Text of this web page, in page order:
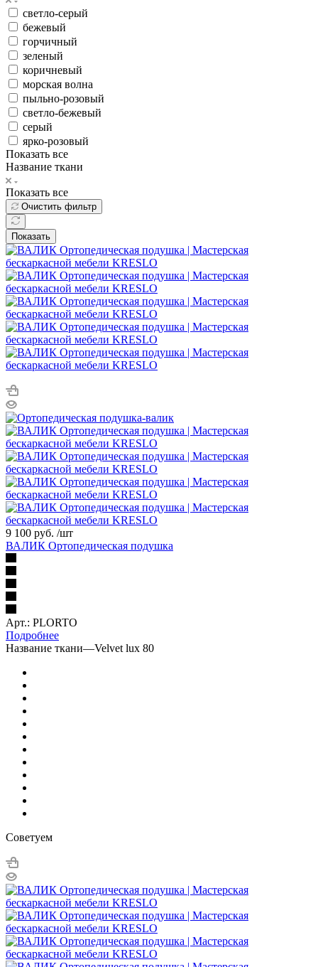
светло-серый
бежевый
горчичный
зеленый
коричневый
морская волна
пыльно-розовый
светло-бежевый
серый
ярко-розовый
Показать все
Название ткани
Показать все
Очистить фильтр
Показать
9 100 руб. /шт
ВАЛИК Ортопедическая подушка
Арт.: PLORTO
Подробнее
Название ткани—Velvet lux 80
Советуем